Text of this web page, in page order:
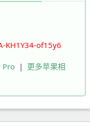
KH1Y34-of15y6
Pro | 更多苹果相